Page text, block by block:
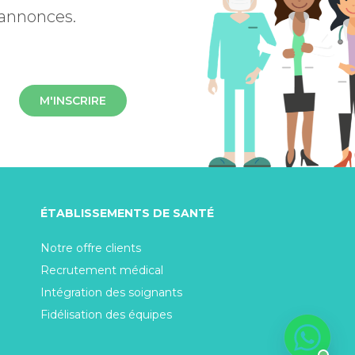
M'INSCRIRE
ÉTABLISSEMENTS DE SANTÉ
Notre offre clients
Recrutement médical
Intégration des soignants
Fidélisation des équipes